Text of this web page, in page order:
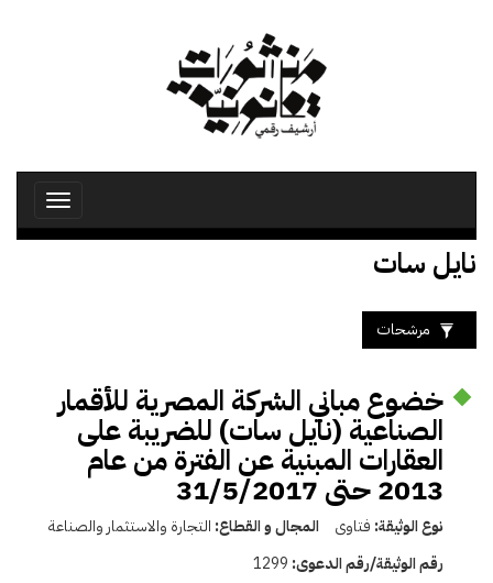
Toggle
نايل سات
مرشحات
خضوع مباني الشركة المصرية للأقمار
الصناعية (نايل سات) للضريبة على
العقارات المبنية عن الفترة من عام
2013 حتى 31/5/2017
نوع الوثيقة: فتاوى المجال و القطاع: التجارة والاستثمار والصناعة
رقم الوثيقة/رقم الدعوى: 1299